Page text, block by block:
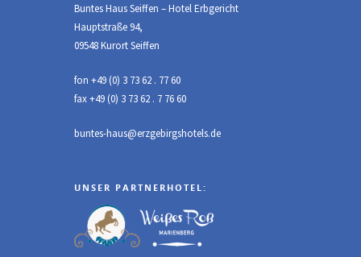
Buntes Haus Seiffen – Hotel Erbgericht
Hauptstraße 94,
09548 Kurort Seiffen
fon +49 (0) 3 73 62 . 77 60
fax +49 (0) 3 73 62 . 7 76 60
buntes-haus@erzgebirgshotels.de
UNSER PARTNERHOTEL: